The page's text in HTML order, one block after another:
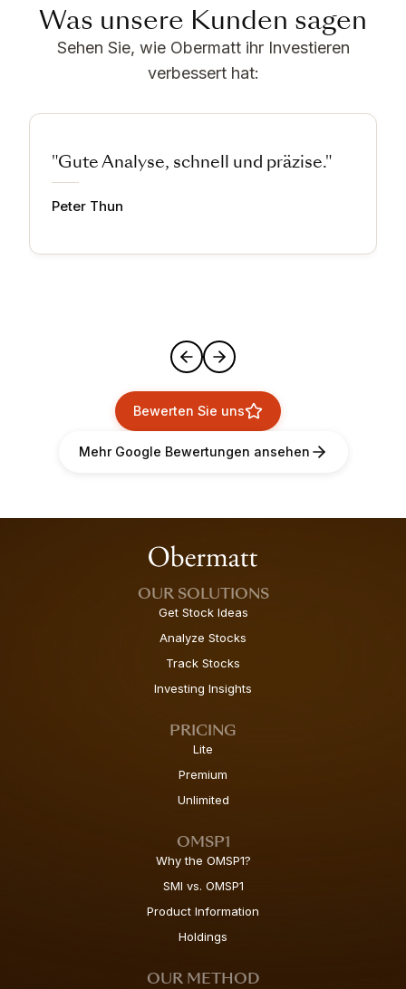
Was unsere Kunden sagen
Sehen Sie, wie Obermatt ihr Investieren
verbessert hat:
"Gute Analyse, schnell und präzise."
Peter Thun
Bewerten Sie uns
Mehr Google Bewertungen ansehen
OUR SOLUTIONS
Get Stock Ideas
Analyze Stocks
Track Stocks
Investing Insights
PRICING
Lite
Premium
Unlimited
OMSP1
Why the OMSP1?
SMI vs. OMSP1
Product Information
Holdings
OUR METHOD